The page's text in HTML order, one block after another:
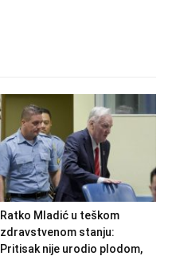
Ratko Mladić u teškom
zdravstvenom stanju:
Pritisak nije urodio plodom,